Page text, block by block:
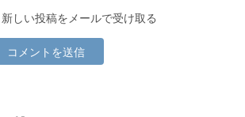
新しい投稿をメールで受け取る